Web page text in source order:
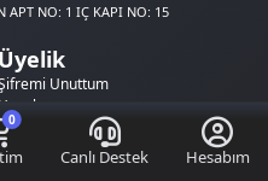
0
Canlı Destek Hesabım
APT NO: 1 IÇ KAPI NO: 15
Üyelik
Unuttum
Hesabım
Beğendiklerim